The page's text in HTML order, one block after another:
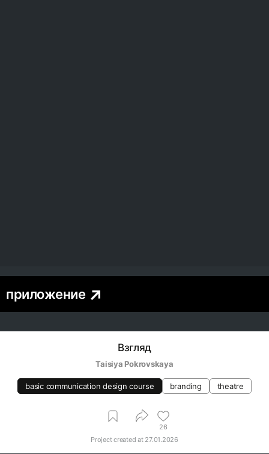
приложение
Взгляд
Taisiya Pokrovskaya
basic communication design course branding theatre
26
Project created at 27.01.2026